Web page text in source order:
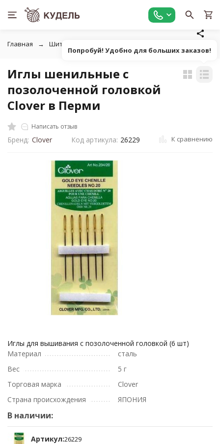
Главная Шитье
Иглы шенильные с
позолоченной головкой
Clover в Перми
Написать отзыв
Бренд: Clover Код артикула: 26229 К сравнению
Иглы для вышивания с позолоченной головкой (6 шт)
Материал
сталь
Вес
5 г
Торговая марка
Clover
Страна происхождения
ЯПОНИЯ
В наличии:
Артикул:26229
Попробуй! Удобно для больших заказов!